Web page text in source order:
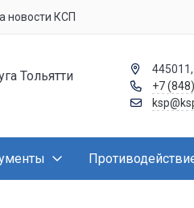
новости КСП
Тольятти
+7